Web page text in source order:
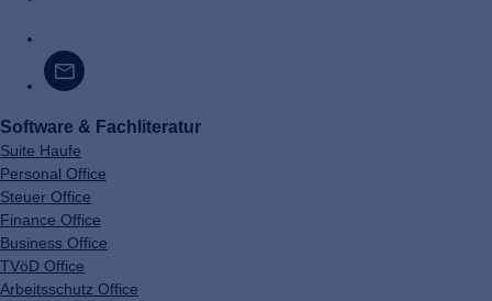
Software & Fachliteratur
Suite Haufe
Personal Office
Steuer Office
Finance Office
Business Office
TVöD Office
Arbeitsschutz Office